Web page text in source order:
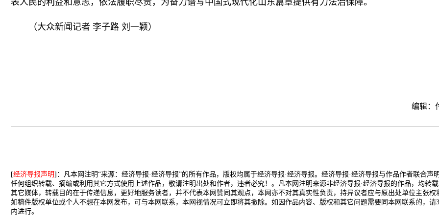
表人民的利益和意志，依法履职尽责，为奋力谱写中国式现代化山东篇章提供有力法治保障。
（大众新闻记者 李子路 刘一颖）
编辑：
[经济导报声明]：凡本网注明“来源：经济导报·经济导报”的所有作品，版权均属于经济导报·经济导报。经济导报·经济导报与作品作者联合声明
任何组织转载、摘编或利用其它方式使用上述作品，敬请注明出处和作者，违者必究！。凡本网注明来源非经济导报·经济导报的作品，均转载
其它媒体，转载目的在于传递信息，更好地服务读者，并不代表本网赞同其观点，本网亦不对其真实性负责，持异议者应与原出处单位主张权
如稿件版权单位或个人不想在本网发布，可与本网联系，本网视情况可立即将其撤除。如因作品内容、版权和其它问题需要同本网联系的，请
内进行。